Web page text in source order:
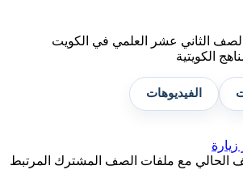
الثاني عشر العلمي في الكويت
الكويتية
الفيديوهات
زيارة
مع ملفات الصف المشترك المرتبط